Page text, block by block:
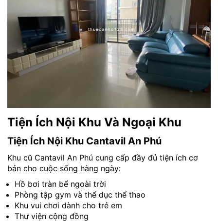
Tiện Ích Nội Khu Và Ngoại Khu
Tiện Ích Nội Khu Cantavil An Phú
Khu cũ Cantavil An Phú cung cấp đầy đủ tiện ích cơ
bản cho cuộc sống hàng ngày:
Hồ bơi tràn bể ngoài trời
Phòng tập gym và thể dục thể thao
Khu vui chơi dành cho trẻ em
Thư viện cộng đồng